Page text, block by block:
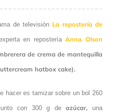
de televisión La repostería de
en reposteríaAnna Olson
de crema de mantequilla
hatbox cake).
hacer es tamizar sobre un bol 260
con 300 g deazúcar, una